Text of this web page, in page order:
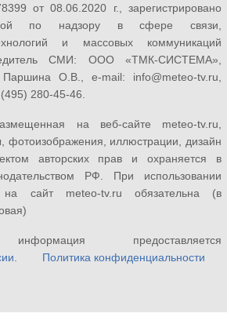
от 08.06.2020 г., зарегистрировано
по надзору в сфере связи,
и массовых коммуникаций
СМИ: ООО «ТМК-СИСТЕМА»,
О.В., e-mail: info@meteo-tv.ru,
280-45-46.
на веб-сайте meteo-tv.ru,
фотоизображения, иллюстрации, дизайн
авторских прав и охраняется в
РФ. При использовании
на сайт meteo-tv.ru обязательна (в
информация предоставляется
. Политика конфиденциальности